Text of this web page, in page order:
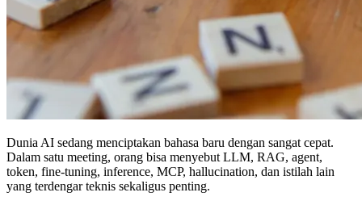
Dunia AI sedang menciptakan bahasa baru dengan sangat cepat.
Dalam satu meeting, orang bisa menyebut LLM, RAG, agent,
token, fine-tuning, inference, MCP, hallucination, dan istilah lain
yang terdengar teknis sekaligus penting.